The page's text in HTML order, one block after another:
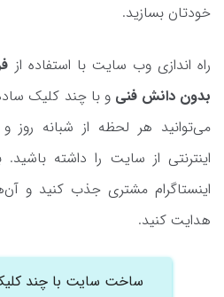
خودتان بسازید.
راه اندازی وب سایت با استفاده از
بدون دانش فنی و با چند کلیک
می‌توانید هر لحظه از شبانه روز
اینترنتی از سایت را داشته
اینستاگرام مشتری جذب کنید و
هدایت کنید.
ساخت سایت با چند